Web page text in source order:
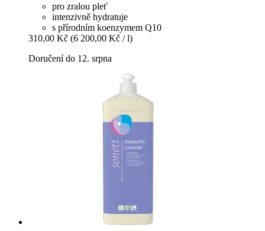
pro zralou pleť
intenzivně hydratuje
s přírodním koenzymem Q10
310,00 Kč (6 200,00 Kč / l)
Doručení do 12. srpna